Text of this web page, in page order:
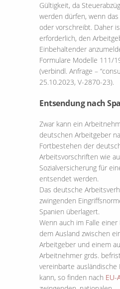
Gültigkeit, da
werden dürfen, wenn
oder vorschreibt. Daher
erforderlich, den
Einbehaltender
Formulare Modelle 111/
(verbindl. Anfrage –
25.10.2023, V-2870-23).
Entsendung nach
Zwar kann ein
deutschen Arbeitgeber
Fortbestehen der
Arbeitsvorschriften wie
Sozialversicherung für
entsendet werden.
Das deutsche
zwingenden
Spanien überlagert.
Wenn auch im Falle
dem Ausland zwischen
Arbeitgeber und einem
Arbeitnehmer grds.
vereinbarte
kann, so finden nach EU-